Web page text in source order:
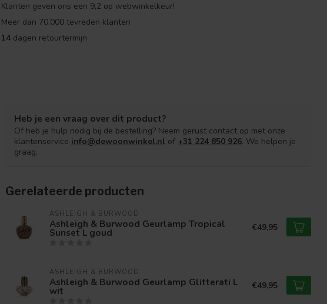
Klanten geven ons een 9,2 op webwinkelkeur!
Meer dan 70.000 tevreden klanten
14 dagen retourtermijn
Heb je een vraag over dit product?
Of heb je hulp nodig bij de bestelling? Neem gerust contact op met onze
klantenservice info@dewoonwinkel.nl of +31 224 850 926. We helpen je
graag.
Gerelateerde producten
ASHLEIGH & BURWOOD
Ashleigh & Burwood Geurlamp Tropical
Sunset L goud €49,95
ASHLEIGH & BURWOOD
Ashleigh & Burwood Geurlamp Glitterati L
wit €49,95